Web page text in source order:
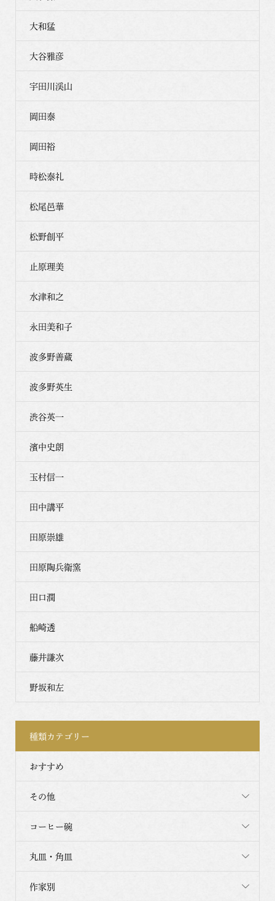
大和猛
大谷雅彦
宇田川渓山
岡田泰
岡田裕
時松泰礼
松尾邑華
松野創平
止原理美
水津和之
永田美和子
波多野善蔵
波多野英生
渋谷英一
濱中史朗
玉村信一
田中講平
田原崇雄
田原陶兵衛窯
田口潤
船崎透
藤井謙次
野坂和左
種類カテゴリー
おすすめ
その他
コーヒー碗
丸皿・角皿
作家別